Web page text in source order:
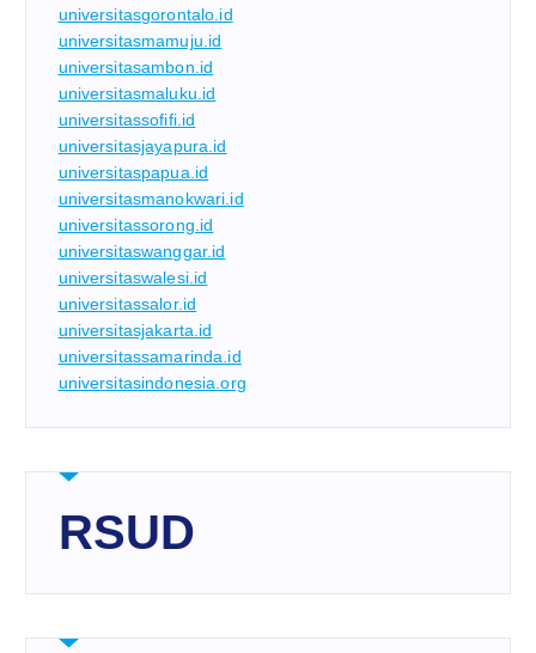
universitasgorontalo.id
universitasmamuju.id
universitasambon.id
universitasmaluku.id
universitassofifi.id
universitasjayapura.id
universitaspapua.id
universitasmanokwari.id
universitassorong.id
universitaswanggar.id
universitaswalesi.id
universitassalor.id
universitasjakarta.id
universitassamarinda.id
universitasindonesia.org
RSUD